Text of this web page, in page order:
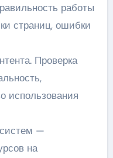
работы
страниц, ошибки
Проверка
использования
—
на